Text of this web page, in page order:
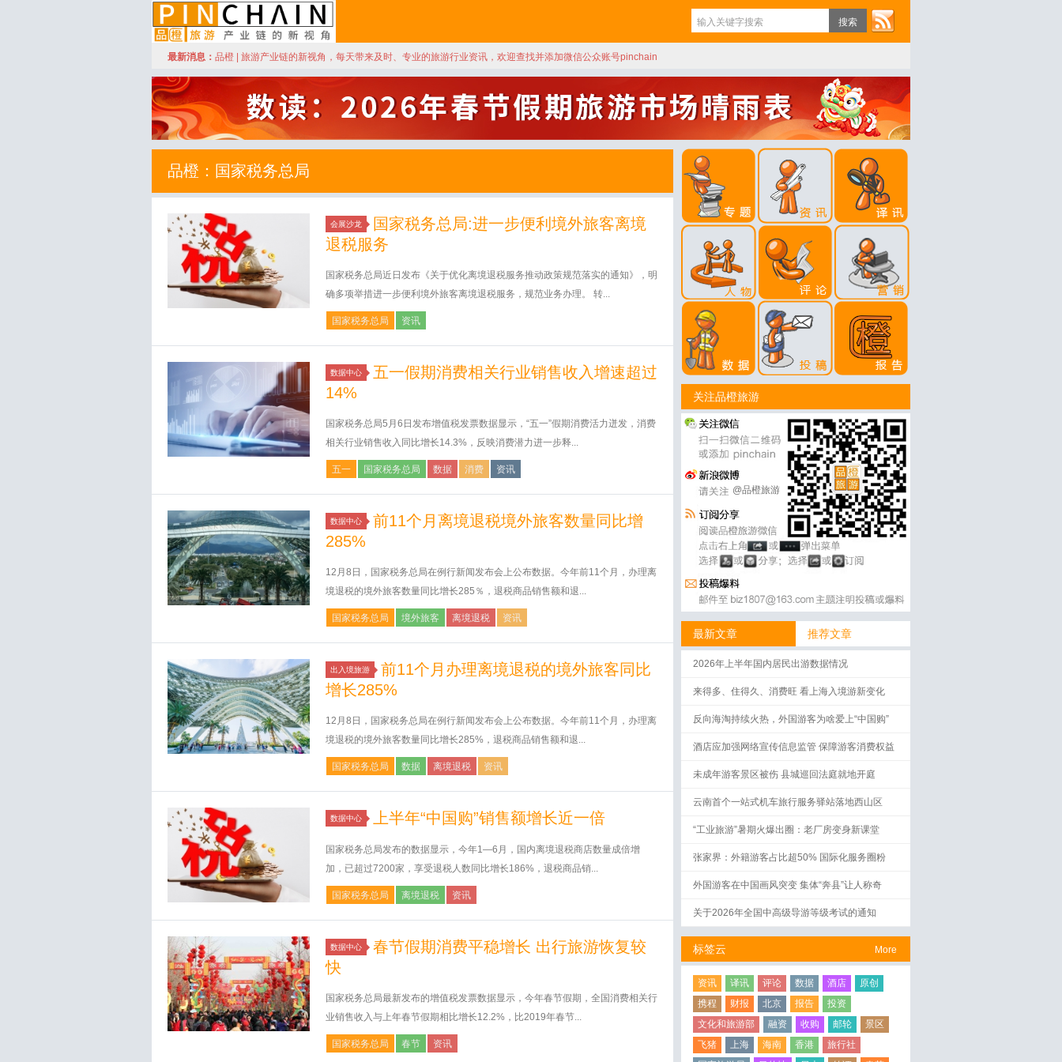
品橙旅游
最新消息： 品橙 | 旅游产业链的新视角，每天带来及时、专业的旅游行业资讯，欢迎查找并添加微信公众账号pinchain
品橙：国家税务总局
会展沙龙
国家税务总局:进一步便利境外旅客离境
退税服务
国家税务总局近日发布《关于优化离境退税服务推动政策规范落实的通知》，明
确多项举措进一步便利境外旅客离境退税服务，规范业务办理。 转...
国家税务总局 资讯
数据中心
五一假期消费相关行业销售收入增速超过
14%
国家税务总局5月6日发布增值税发票数据显示，“五一”假期消费活力迸发，消费
相关行业销售收入同比增长14.3%，反映消费潜力进一步释...
五一 国家税务总局 数据 消费 资讯
数据中心
前11个月离境退税境外旅客数量同比增
285%
12月8日，国家税务总局在例行新闻发布会上公布数据。今年前11个月，办理离
境退税的境外旅客数量同比增长285％，退税商品销售额和退...
国家税务总局 境外旅客 离境退税 资讯
出入境旅游
前11个月办理离境退税的境外旅客同比
增长285%
12月8日，国家税务总局在例行新闻发布会上公布数据。今年前11个月，办理离
境退税的境外旅客数量同比增长285%，退税商品销售额和退...
国家税务总局 数据 离境退税 资讯
数据中心 上半年“中国购”销售额增长近一倍
国家税务总局发布的数据显示，今年1—6月，国内离境退税商店数量成倍增
加，已超过7200家，享受退税人数同比增长186%，退税商品销...
国家税务总局 离境退税 资讯
数据中心
春节假期消费平稳增长 出行旅游恢复较
快
国家税务总局最新发布的增值税发票数据显示，今年春节假期，全国消费相关行
业销售收入与上年春节假期相比增长12.2%，比2019年春节...
国家税务总局 春节 资讯
关注品橙旅游
@品橙旅游
最新文章 推荐文章
2026年上半年国内居民出游数据情况
来得多、住得久、消费旺 看上海入境游新变化
反向海淘持续火热，外国游客为啥爱上“中国购”
酒店应加强网络宣传信息监管 保障游客消费权益
未成年游客景区被伤 县城巡回法庭就地开庭
云南首个一站式机车旅行服务驿站落地西山区
“工业旅游”暑期火爆出圈：老厂房变身新课堂
张家界：外籍游客占比超50% 国际化服务圈粉
外国游客在中国画风突变 集体“奔县”让人称奇
关于2026年全国中高级导游等级考试的通知
More
标签云
资讯 译讯 评论 数据 酒店
原创
携程
财报 北京 报告
投资
文化和旅游部
融资 收购 邮轮
景区
飞猪
上海 海南 香港
旅行社